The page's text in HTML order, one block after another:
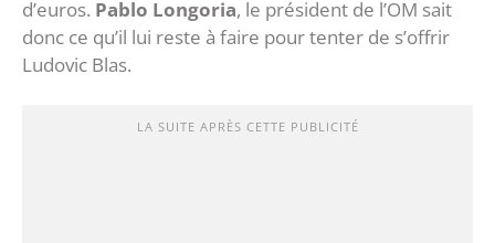
d’euros. Pablo Longoria, le président de l’OM sait
donc ce qu’il lui reste à faire pour tenter de s’offrir
Ludovic Blas.
LA SUITE APRÈS CETTE PUBLICITÉ